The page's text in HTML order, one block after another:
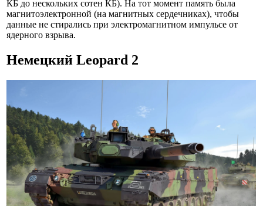
КБ до нескольких сотен КБ). На тот момент память была
магнитоэлектронной (на магнитных сердечниках), чтобы
данные не стирались при электромагнитном импульсе от
ядерного взрыва.
Немецкий Leopard 2